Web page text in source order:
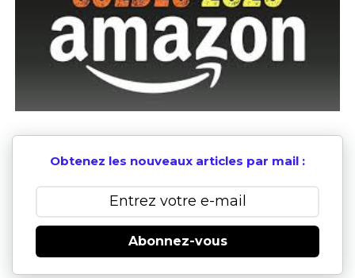
Obtenez les nouveaux articles par mail :
Abonnez-vous